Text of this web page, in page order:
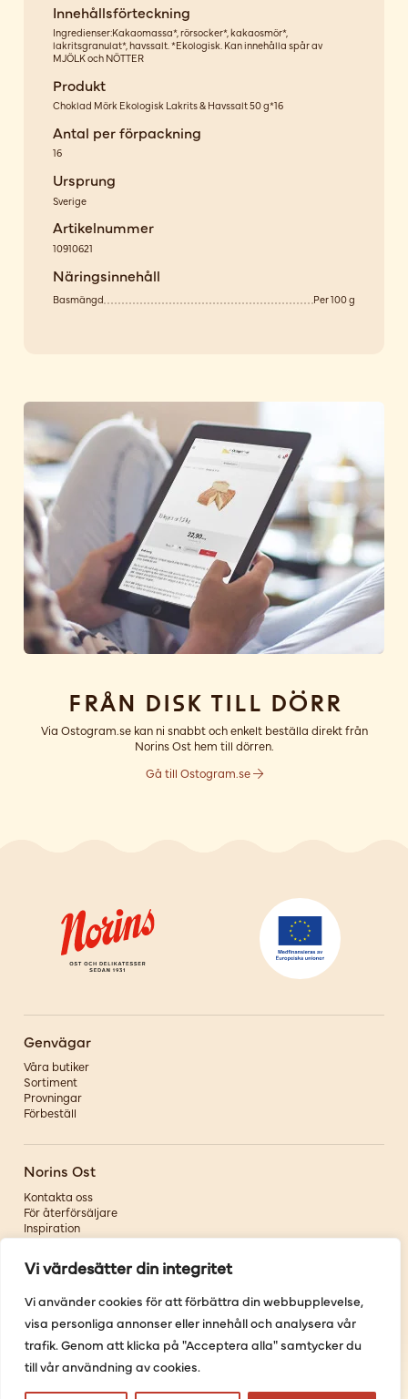
Vi värdesätter din integritet
Vi använder cookies för att förbättra din webbupplevelse,
visa personliga annonser eller innehåll och analysera vår
trafik. Genom att klicka på "Acceptera alla" samtycker du
till vår användning av cookies.
Innehållsförteckning
Ingredienser:Kakaomassa*, rörsocker*, kakaosmör*,
lakritsgranulat*, havssalt. *Ekologisk. Kan innehålla spår av
MJÖLK och NÖTTER
Produkt
Choklad Mörk Ekologisk Lakrits & Havssalt 50 g*16
Antal per förpackning
16
Ursprung
Sverige
Artikelnummer
10910621
Näringsinnehåll
Basmängd Per 100 g
Från disk till dörr
Via Ostogram.se kan ni snabbt och enkelt beställa direkt från
Norins Ost hem till dörren.
Gå till Ostogram.se
Genvägar
Våra butiker
Sortiment
Provningar
Förbeställ
Norins Ost
Kontakta oss
För återförsäljare
Inspiration
Om oss
Följ oss
Facebook
Instagram
Youtube